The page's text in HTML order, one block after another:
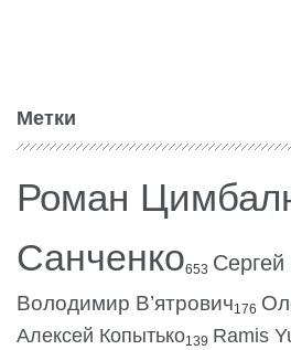
Метки
Роман
Санченко653
Володимир В’ятрович176
Алексей Копытько139 Ramis